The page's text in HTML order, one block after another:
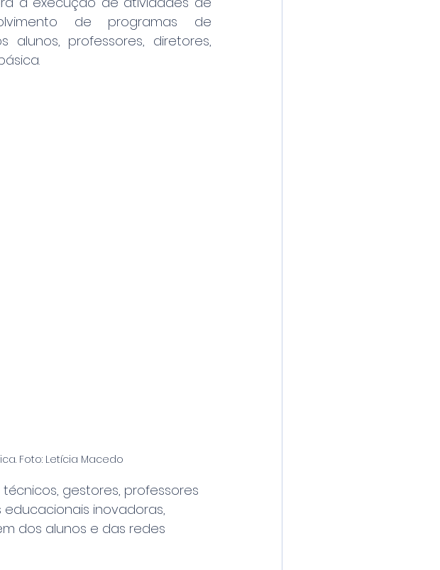
de programas de
professores, diretores,
Foto: Letícia Macedo
gestores, professores
inovadoras,
dos alunos e das redes